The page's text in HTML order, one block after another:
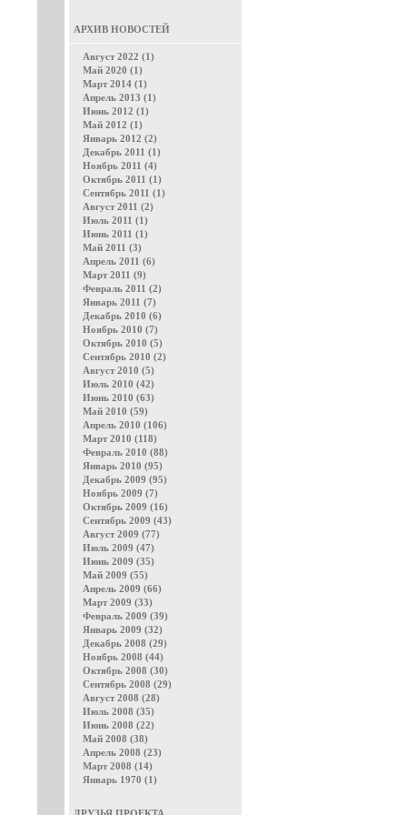
АРХИВ НОВОСТЕЙ
Август 2022 (1)
Май 2020 (1)
Март 2014 (1)
Апрель 2013 (1)
Июнь 2012 (1)
Май 2012 (1)
Январь 2012 (2)
Декабрь 2011 (1)
Ноябрь 2011 (4)
Октябрь 2011 (1)
Сентябрь 2011 (1)
Август 2011 (2)
Июль 2011 (1)
Июнь 2011 (1)
Май 2011 (3)
Апрель 2011 (6)
Март 2011 (9)
Февраль 2011 (2)
Январь 2011 (7)
Декабрь 2010 (6)
Ноябрь 2010 (7)
Октябрь 2010 (5)
Сентябрь 2010 (2)
Август 2010 (5)
Июль 2010 (42)
Июнь 2010 (63)
Май 2010 (59)
Апрель 2010 (106)
Март 2010 (118)
Февраль 2010 (88)
Январь 2010 (95)
Декабрь 2009 (95)
Ноябрь 2009 (7)
Октябрь 2009 (16)
Сентябрь 2009 (43)
Август 2009 (77)
Июль 2009 (47)
Июнь 2009 (35)
Май 2009 (55)
Апрель 2009 (66)
Март 2009 (33)
Февраль 2009 (39)
Январь 2009 (32)
Декабрь 2008 (29)
Ноябрь 2008 (44)
Октябрь 2008 (30)
Сентябрь 2008 (29)
Август 2008 (28)
Июль 2008 (35)
Июнь 2008 (22)
Май 2008 (38)
Апрель 2008 (23)
Март 2008 (14)
Январь 1970 (1)